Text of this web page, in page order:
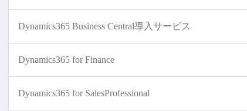
Dynamics365 Business Central導入サービス
Dynamics365 for Finance
Dynamics365 for SalesProfessional